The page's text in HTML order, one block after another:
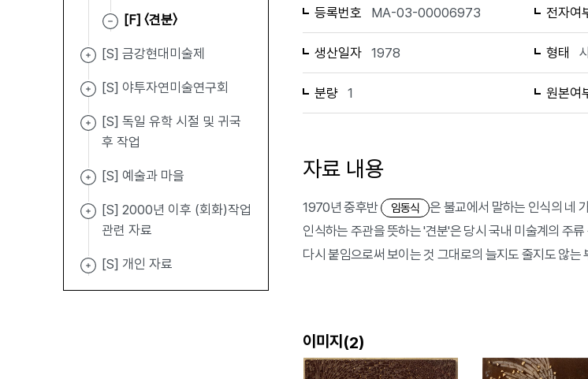
[F] 〈견분〉
[S] 금강현대미술제
[S] 야투자연미술연구회
[S] 독일 유학 시절 및 귀국
후 작업
[S] 예술과 마을
[S] 2000년 이후 (회화)작업
관련 자료
[S] 개인 자료
등록번호 MA-03-00006973 전자여
생산일자 1978 형태
분량 1 원본여
자료 내용
1970년 중후반 임동식
은 불교에서 말하는 인식의 네
인식하는 주관을 뜻하는 '견분'은 당시 국내 미술계의 주
다시 붙임으로써 보이는 것 그대로의 늘지도 줄지도 않는
이미지(2)